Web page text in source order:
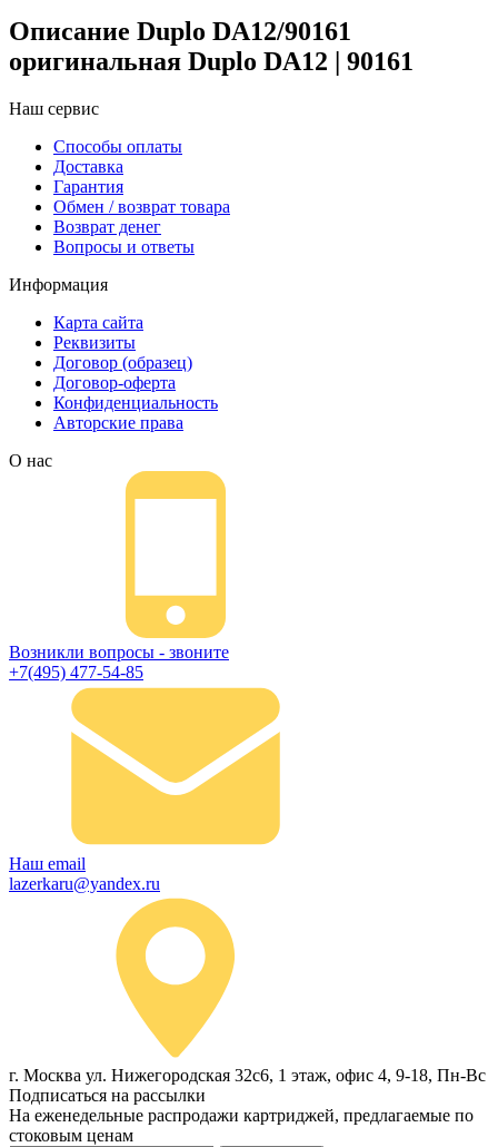
Описание Duplo DA12/90161
оригинальная Duplo DA12 | 90161
Наш сервис
Способы оплаты
Доставка
Гарантия
Обмен / возврат товара
Возврат денег
Вопросы и ответы
Информация
Карта сайта
Реквизиты
Договор (образец)
Договор-оферта
Конфиденциальность
Авторские права
О нас
Возникли вопросы - звоните
+7(495) 477-54-85
Наш email
lazerkaru@yandex.ru
г. Москва ул. Нижегородская 32с6, 1 этаж, офис 4, 9-18, Пн-Вс
Подписаться на рассылки
На еженедельные распродажи картриджей, предлагаемые по
стоковым ценам